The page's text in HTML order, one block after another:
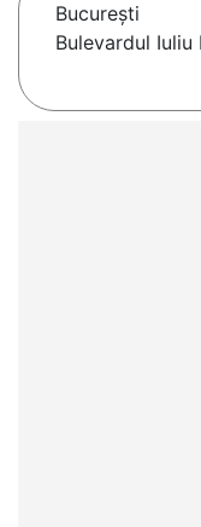
Bucureşti
Bulevardul Iuliu